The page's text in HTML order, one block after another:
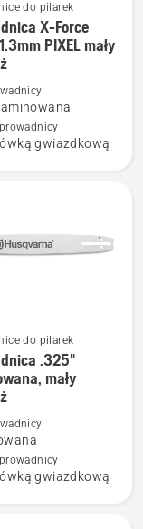
do pilarek
X-Force
PIXEL mały
gwiazdkową
do pilarek
.325"
mały
gwiazdkową